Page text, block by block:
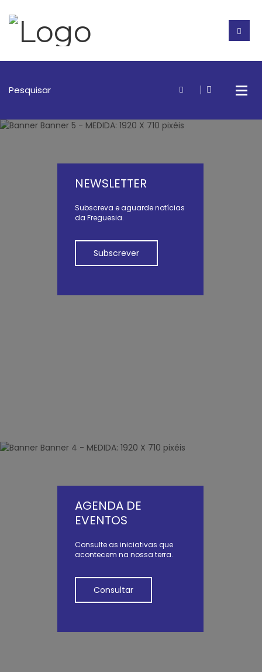
NEWSLETTER
Subscreva e aguarde notícias
da Freguesia.
Subscrever
AGENDA DE
EVENTOS
Consulte as iniciativas que
acontecem na nossa terra.
Consultar